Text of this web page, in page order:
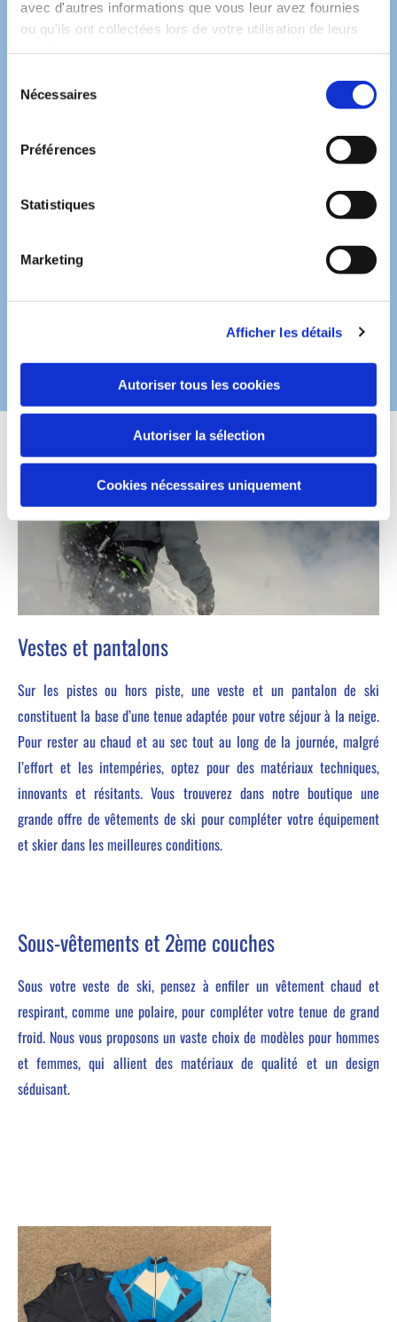
avec d'autres informations que vous leur avez fournies
ou qu'ils ont collectées lors de votre utilisation de leurs
Nécessaires
Préférences
Statistiques
Marketing
Afficher les détails
Autoriser tous les cookies
Autoriser la sélection
Cookies nécessaires uniquement
Vestes et pantalons
Sur les pistes ou hors piste, une veste et un pantalon de ski
constituent la base d’une tenue adaptée pour votre séjour à la neige.
Pour rester au chaud et au sec tout au long de la journée, malgré
l’effort et les intempéries, optez pour des matériaux techniques,
innovants et résitants. Vous trouverez dans notre boutique une
grande offre de vêtements de ski pour compléter votre équipement
et skier dans les meilleures conditions.
Sous-vêtements et 2ème couches
Sous votre veste de ski, pensez à enfiler un vêtement chaud et
respirant, comme une polaire, pour compléter votre tenue de grand
froid. Nous vous proposons un vaste choix de modèles pour hommes
et femmes, qui allient des matériaux de qualité et un design
séduisant.